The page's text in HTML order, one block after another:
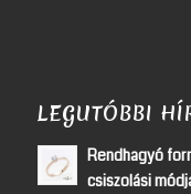
LEGUTÓBBI
Rendhagyó
csiszolási